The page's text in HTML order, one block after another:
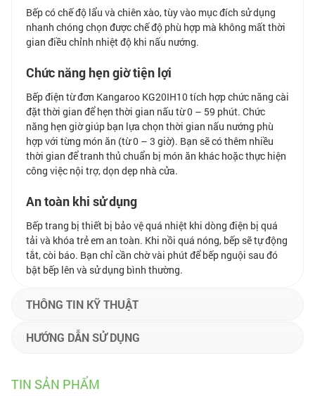
Bếp có chế độ lẩu và chiên xào, tùy vào mục đích sử dụng
nhanh chóng chọn được chế độ phù hợp mà không mất thời
gian điều chỉnh nhiệt độ khi nấu nướng.
Chức năng hẹn giờ tiện lợi
Bếp điện từ đơn Kangaroo KG20IH10 tích hợp chức năng cài
đặt thời gian để hẹn thời gian nấu từ 0 – 59 phút. Chức
năng hẹn giờ giúp bạn lựa chọn thời gian nấu nướng phù
hợp với từng món ăn (từ 0 – 3 giờ). Bạn sẽ có thêm nhiều
thời gian để tranh thủ chuẩn bị món ăn khác hoặc thực hiện
công việc nội trợ, dọn dẹp nhà cửa.
An toàn khi sử dụng
Bếp trang bị thiết bị bảo vệ quá nhiệt khi dòng điện bị quá
tải và khóa trẻ em an toàn. Khi nồi quá nóng, bếp sẽ tự động
tắt, còi báo. Bạn chỉ cần chờ vài phút để bếp nguội sau đó
bật bếp lên và sử dụng bình thường.
THÔNG TIN KỸ THUẬT
HƯỚNG DẪN SỬ DỤNG
TIN SẢN PHẨM